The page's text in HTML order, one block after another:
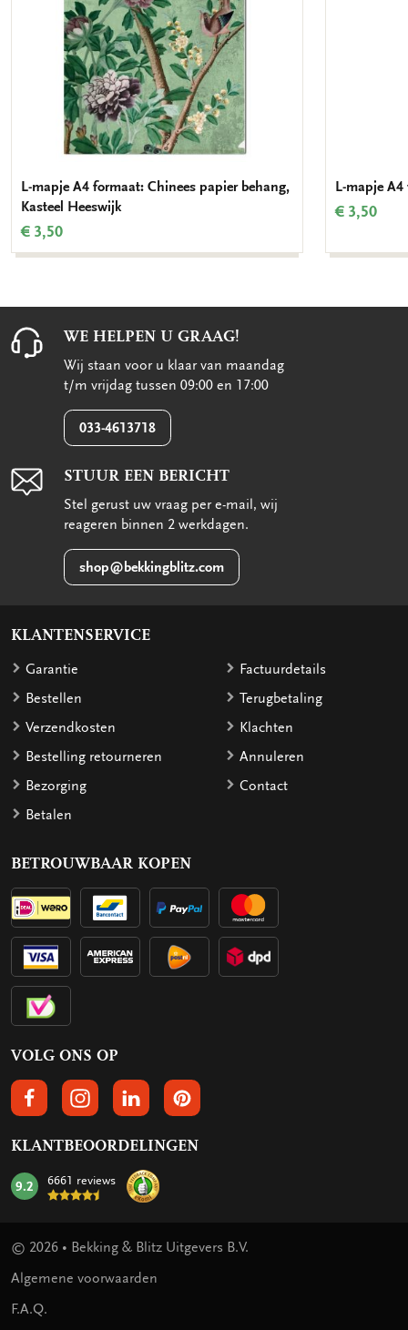
L-mapje A4 formaat: Chinees papier behang,
Kasteel Heeswijk
€ 3,50
L-mapje
€ 3,50
WE HELPEN U GRAAG!
Wij staan voor u klaar van maandag
t/m vrijdag tussen 09:00 en 17:00
033-4613718
STUUR EEN BERICHT
Stel gerust uw vraag per e-mail, wij
reageren binnen 2 werkdagen.
shop@bekkingblitz.com
KLANTENSERVICE
Garantie
Bestellen
Verzendkosten
Bestelling retourneren
Bezorging
Betalen
Factuurdetails
Terugbetaling
Klachten
Annuleren
Contact
BETROUWBAAR KOPEN
VOLG ONS OP
VOLGS ONS OP FACEBOOK
VOLG ONS OP INSTAGRAM
VOLG ONS OP LINKEDIN
VOLG ONS OP PINTEREST
KLANTBEOORDELINGEN
mark:
9.2 6661 reviews
© 2026 • Bekking & Blitz Uitgevers B.V.
Algemene voorwaarden
F.A.Q.